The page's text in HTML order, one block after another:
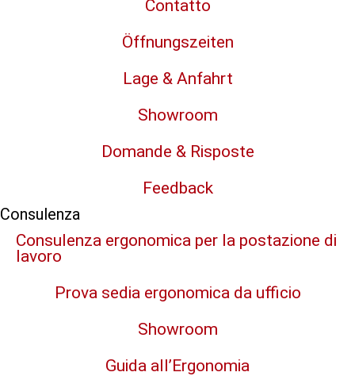
Contatto
Öffnungszeiten
Lage & Anfahrt
Showroom
Domande & Risposte
Feedback
Consulenza
Consulenza ergonomica per la postazione di
lavoro
Prova sedia ergonomica da ufficio
Showroom
Guida all’Ergonomia